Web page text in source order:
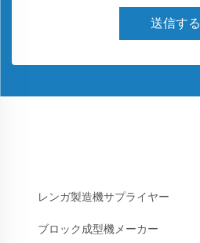
送信する
レンガ製造機サプライヤー
ブロック成型機メーカー